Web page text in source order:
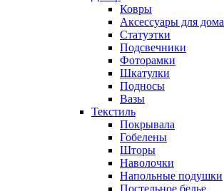
Ковры
Аксессуары для дома
Статуэтки
Подсвечники
Фоторамки
Шкатулки
Подносы
Вазы
Текстиль
Покрывала
Гобелены
Шторы
Наволочки
Напольные подушки
Постельное белье